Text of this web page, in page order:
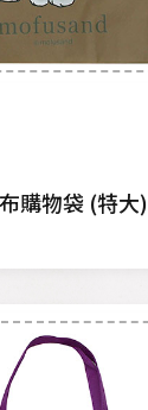
購物袋 (特大)